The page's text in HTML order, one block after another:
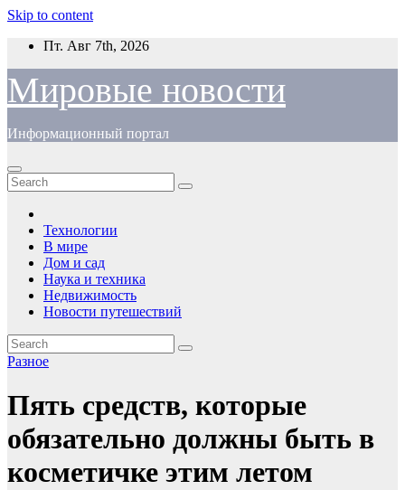
Skip to content
Пт. Авг 7th, 2026
Мировые новости
Информационный портал
Технологии
В мире
Дом и сад
Наука и техника
Недвижимость
Новости путешествий
Разное
Пять средств, которые
обязательно должны быть в
косметичке этим летом